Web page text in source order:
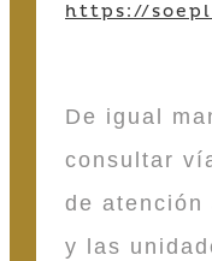
https://
De igual
consultar
de
y las